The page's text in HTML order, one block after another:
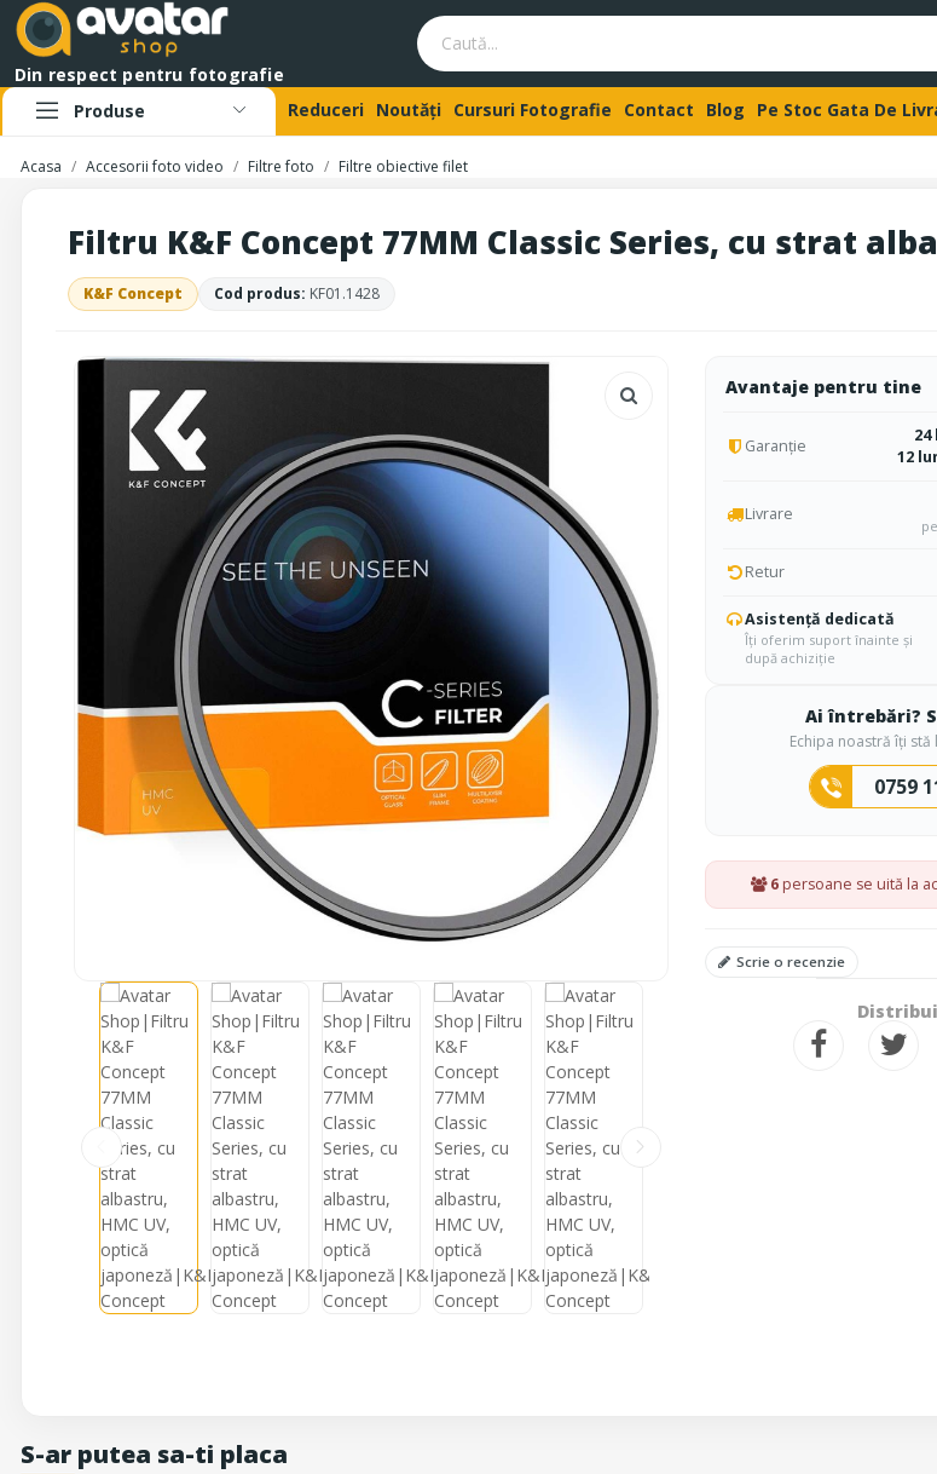
Din respect pentru fotografie
Produse Reduceri Noutăți Cursuri Fotografie Contact Blog Pe Stoc Gata De
Acasa Accesorii foto video Filtre foto Filtre obiective filet
Filtru K&F Concept 77MM Classic Series, cu strat
K&F Concept Cod produs: KF01.1428
Avantaje pentru tine
Garanție
12
Livrare
Retur
Asistență dedicată
Îți oferim suport înainte și
după achiziție
Ai întrebări?
Echipa noastră îți
0759
6persoane se uită la
Scrie o recenzie
S-ar putea sa-ti placa